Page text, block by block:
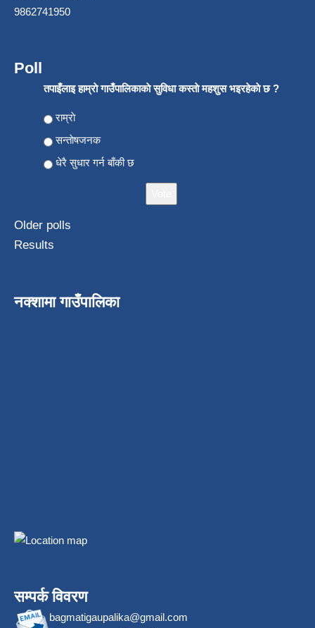
9862741950
Poll
तपाइँलाइ हाम्राे गाउँपालिकाकाे सुविधा कस्ताे महशुस भइरहेकाे छ ?
Choices
राम्राे
सन्ताेषजनक
धेरै सुधार गर्न बाँकी छ
Older polls
Results
नक्शामा गाउँपालिका
सम्पर्क विवरण
bagmatigaupalika@gmail.com